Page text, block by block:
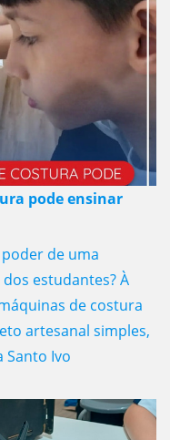
pode ensinar
de uma
estudantes? À
de costura
artesanal simples,
Santo Ivo